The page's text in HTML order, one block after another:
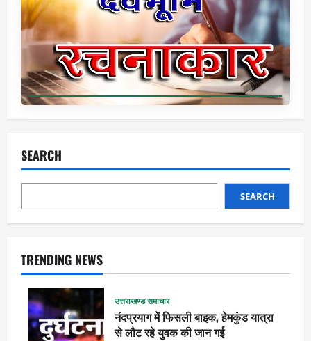
SEARCH
SEARCH
TRENDING NEWS
उत्तराखण्ड समाचार
नंदप्रयाग में फिसली बाइक, हेमकुंड यात्रा
से लौट रहे युवक की जान गई